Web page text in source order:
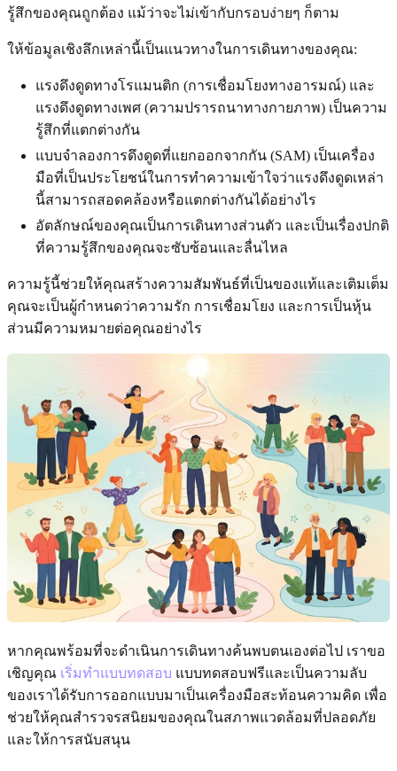
รู้สึกของคุณถูกต้อง แม้ว่าจะไม่เข้ากับกรอบง่ายๆ ก็ตาม
ให้ข้อมูลเชิงลึกเหล่านี้เป็นแนวทางในการเดินทางของคุณ:
แรงดึงดูดทางโรแมนติก (การเชื่อมโยงทางอารมณ์) และ
แรงดึงดูดทางเพศ (ความปรารถนาทางกายภาพ) เป็นความ
รู้สึกที่แตกต่างกัน
แบบจำลองการดึงดูดที่แยกออกจากกัน (SAM) เป็นเครื่อง
มือที่เป็นประโยชน์ในการทำความเข้าใจว่าแรงดึงดูดเหล่า
นี้สามารถสอดคล้องหรือแตกต่างกันได้อย่างไร
อัตลักษณ์ของคุณเป็นการเดินทางส่วนตัว และเป็นเรื่องปกติ
ที่ความรู้สึกของคุณจะซับซ้อนและลื่นไหล
ความรู้นี้ช่วยให้คุณสร้างความสัมพันธ์ที่เป็นของแท้และเติมเต็ม
คุณจะเป็นผู้กำหนดว่าความรัก การเชื่อมโยง และการเป็นหุ้น
ส่วนมีความหมายต่อคุณอย่างไร
หากคุณพร้อมที่จะดำเนินการเดินทางค้นพบตนเองต่อไป เราขอ
เชิญคุณ เริ่มทำแบบทดสอบ แบบทดสอบฟรีและเป็นความลับ
ของเราได้รับการออกแบบมาเป็นเครื่องมือสะท้อนความคิด เพื่อ
ช่วยให้คุณสำรวจรสนิยมของคุณในสภาพแวดล้อมที่ปลอดภัย
และให้การสนับสนุน